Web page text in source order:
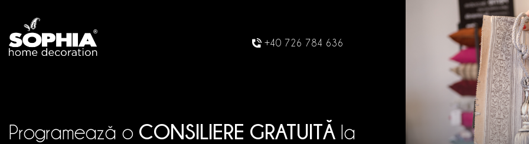
+40 726 784 636
Programează o CONSILIERE GRATUITĂ la